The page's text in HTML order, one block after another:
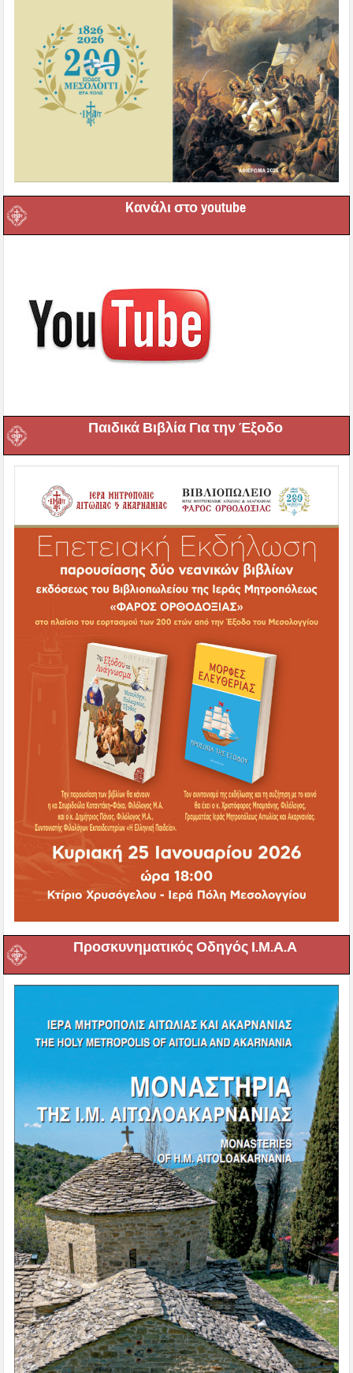
Kανάλι στο youtube
Παιδικά Βιβλία Για την Έξοδο
Προσκυνηματικός Οδηγός Ι.Μ.Α.Α